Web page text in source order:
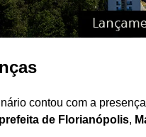
contou com a
de Florianópolis,